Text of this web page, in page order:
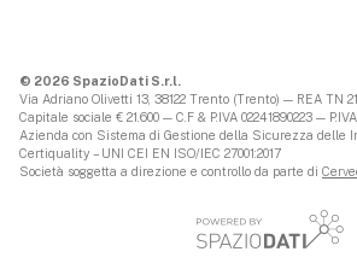
© 2026 SpazioDati S.r.l.
Via Adriano Olivetti 13, 38122 Trento (Trento) — REA TN
Capitale sociale € 21.600 — C.F & P.IVA 02241890223 —
Azienda con Sistema di Gestione della Sicurezza delle
Certiquality – UNI CEI EN ISO/IEC 27001:2017
Società soggetta a direzione e controllo da parte di